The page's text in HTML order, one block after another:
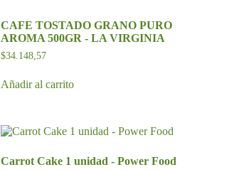
CAFE TOSTADO GRANO PURO
AROMA 500GR - LA VIRGINIA
$34.148,57
Añadir al carrito
Carrot Cake 1 unidad - Power Food